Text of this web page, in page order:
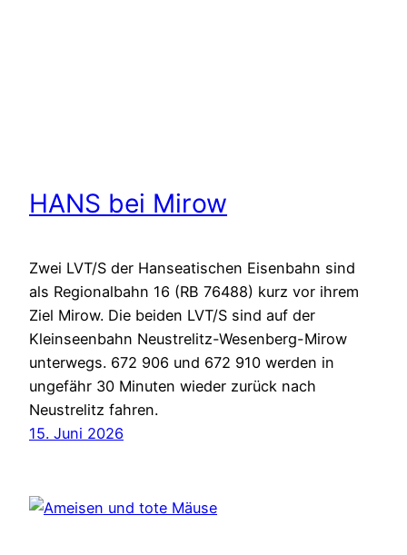
HANS bei Mirow
Zwei LVT/S der Hanseatischen Eisenbahn sind
als Regionalbahn 16 (RB 76488) kurz vor ihrem
Ziel Mirow. Die beiden LVT/S sind auf der
Kleinseenbahn Neustrelitz-Wesenberg-Mirow
unterwegs. 672 906 und 672 910 werden in
ungefähr 30 Minuten wieder zurück nach
Neustrelitz fahren.
15. Juni 2026